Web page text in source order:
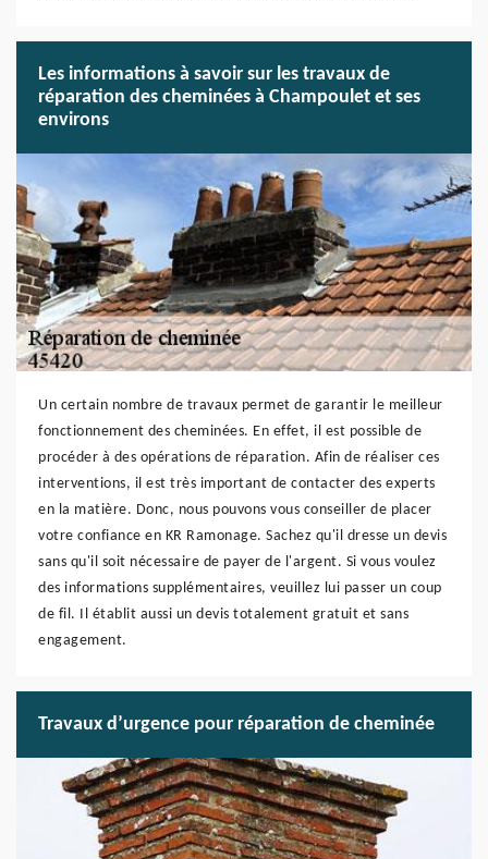
Les informations à savoir sur les travaux de
réparation des cheminées à Champoulet et ses
environs
Un certain nombre de travaux permet de garantir le meilleur
fonctionnement des cheminées. En effet, il est possible de
procéder à des opérations de réparation. Afin de réaliser ces
interventions, il est très important de contacter des experts
en la matière. Donc, nous pouvons vous conseiller de placer
votre confiance en KR Ramonage. Sachez qu'il dresse un devis
sans qu'il soit nécessaire de payer de l'argent. Si vous voulez
des informations supplémentaires, veuillez lui passer un coup
de fil. Il établit aussi un devis totalement gratuit et sans
engagement.
Travaux d’urgence pour réparation de cheminée